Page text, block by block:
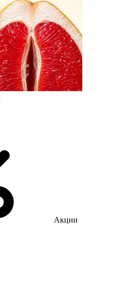
Акции